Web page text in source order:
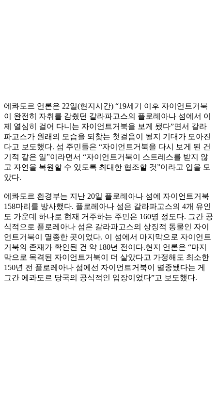
에콰도르 언론은 22일(현지시간) “19세기 이후 자이언트거북
이 완전히 자취를 감췄던 갈라파고스의 플로레아나 섬에서 이
제 열심히 걸어 다니는 자이언트거북을 보게 됐다”면서 갈라
파고스가 원래의 모습을 되찾는 첫걸음이 될지 기대가 모아진
다고 보도했다. 섬 주민들은 “자이언트거북을 다시 보게 된 건
기적 같은 일”이라면서 “자이언트거북이 스트레스를 받지 않
고 자연을 복원할 수 있도록 최대한 협조할 것”이라고 입을 모
았다.
에콰도르 환경부는 지난 20일 플로레아나 섬에 자이언트거북
158마리를 방사했다. 플로레아나 섬은 갈라파고스의 4개 유인
도 가운데 하나로 현재 거주하는 주민은 160명 정도다. 그간 공
식적으로 플로레아나 섬은 갈라파고스의 상징적 동물인 자이
언트거북이 멸종한 곳이었다. 이 섬에서 마지막으로 자이언트
거북의 존재가 확인된 건 약 180년 전이다.현지 언론은 “마지
막으로 목격된 자이언트거북이 더 살았다고 가정해도 최소한
150년 전 플로레아나 섬에선 자이언트거북이 멸종됐다는 게
그간 에콰도르 당국의 공식적인 입장이었다”고 보도했다.